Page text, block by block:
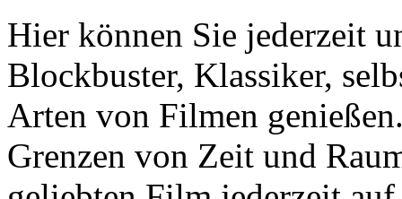
Hier können Sie jederzeit
Blockbuster, Klassiker,
Arten von Filmen
Grenzen von Zeit und